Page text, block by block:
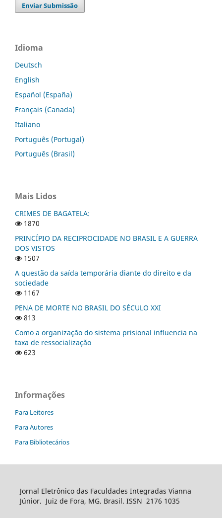
Enviar Submissão
Idioma
Deutsch
English
Español (España)
Français (Canada)
Italiano
Português (Portugal)
Português (Brasil)
Mais Lidos
CRIMES DE BAGATELA:
1870
PRINCÍPIO DA RECIPROCIDADE NO BRASIL E A GUERRA
DOS VISTOS
1507
A questão da saída temporária diante do direito e da
sociedade
1167
PENA DE MORTE NO BRASIL DO SÉCULO XXI
813
Como a organização do sistema prisional influencia na
taxa de ressocialização
623
Informações
Para Leitores
Para Autores
Para Bibliotecários
Jornal Eletrônico das Faculdades Integradas Vianna
Júnior. Juiz de Fora, MG. Brasil. ISSN 2176 1035